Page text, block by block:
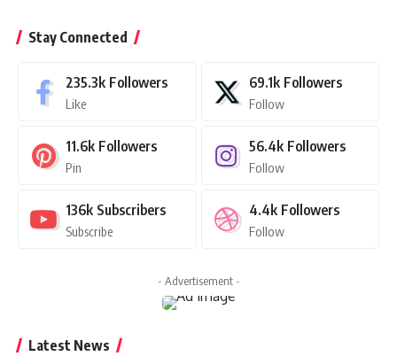
Stay Connected
235.3k Followers
Like
69.1k Followers
Follow
11.6k Followers
Pin
56.4k Followers
Follow
136k Subscribers
Subscribe
4.4k Followers
Follow
- Advertisement -
Latest News